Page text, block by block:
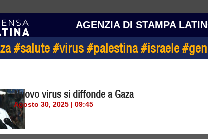
AGENZIA DI STAMPA
#salute #virus #palestina #israele
Nuovo virus si diffonde a Gaza
Agosto 30, 2025 | 09:45